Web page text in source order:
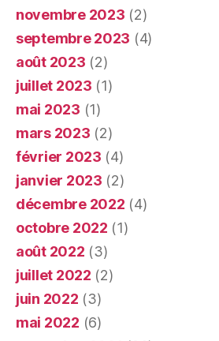
novembre 2023 (2)
septembre 2023 (4)
août 2023 (2)
juillet 2023 (1)
mai 2023 (1)
mars 2023 (2)
février 2023 (4)
janvier 2023 (2)
décembre 2022 (4)
octobre 2022 (1)
août 2022 (3)
juillet 2022 (2)
juin 2022 (3)
mai 2022 (6)